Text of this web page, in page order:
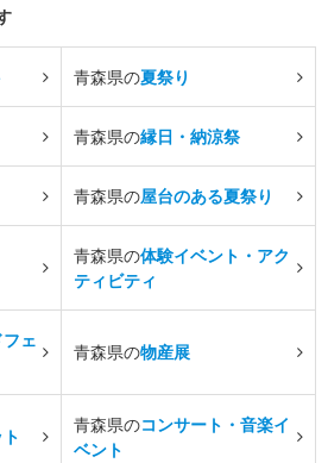
青森県の夏祭り
青森県の縁日・納涼祭
青森県の屋台のある夏祭り
青森県の体験イベント・アク
ティビティ
ェ
青森県の物産展
青森県のコンサート・音楽イ
ベント